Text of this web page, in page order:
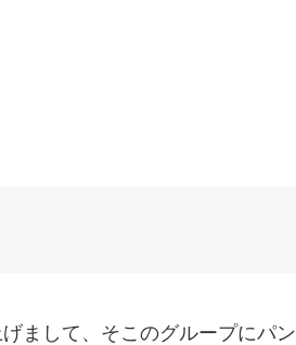
まして、そこのグループにパン